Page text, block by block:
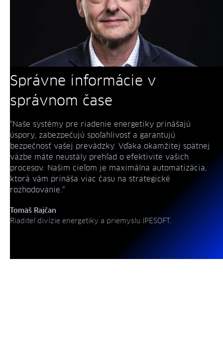
Správne informácie v
správnom čase
"Naše systémy pre riadenie energetiky prinášajú
úspory, zabezpečujú spoľahlivosť a garantujú
bezpečnosť vašej prevádzky. Vďaka okamžitej spätnej
väzbe máte neustály prehľad o efektivite vašich
procesov. Našim cieľom je maximálna automatizácia,
ktorá vám prináša viac času na strategické
rozhodovanie."
Tomáš Rajčan
Riaditeľ divízie energetiky a priemyslu IPESOFT.